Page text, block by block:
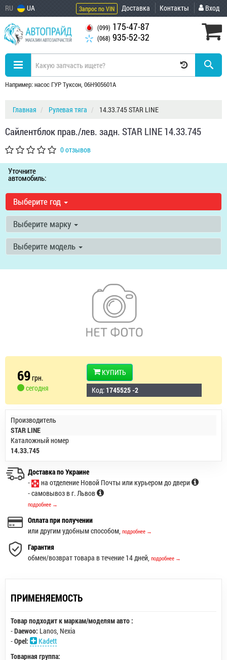
RU UA Запрос по VIN Доставка Контакты Вход
(099) 175-47-87
(068) 935-52-32
Например: насос ГУР Туксон, 06H905601A
Главная Рулевая тяга 14.33.745 STAR LINE
Сайлентблок прав./лев. задн. STAR LINE 14.33.745
0 отзывов
Уточните
автомобиль:
Выберите год
Выберите марку
Выберите модель
69грн.
сегодня
КУПИТЬ
Код: 1745525 -2
Производитель
STAR LINE
Каталожный номер
14.33.745
Доставка по Украине
-
на отделение Новой Почты или курьером до двери
- самовывоз в г. Львов
подробнее →
Оплата при получении
или другим удобным способом, подробнее →
Гарантия
обмен/возврат товара в течение 14 дней, подробнее →
ПРИМЕНЯЕМОСТЬ
Товар подходит к маркам/моделям авто :
-Daewoo: Lanos, Nexia
-Opel:
Kadett
Товарная группа: